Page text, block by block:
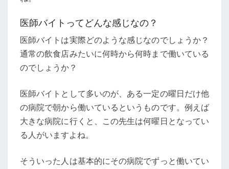
医師バイトってどんな感じなの？
医師バイトは実際どのような感じなのでしょうか？
通常の飲食店みたいに何時から何時まで働いている
のでしょうか？
医師バイトとして多いのが、ある一定の曜日だけ他
の病院で朝から働いているというものです。例えば
大きな病院に行くと、この先生は何曜日となってい
る人がいますよね。
そういった人は基本的にその病院でずっと働いてい